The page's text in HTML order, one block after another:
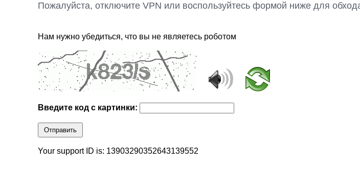
Пожалуйста, отключите VPN или воспользуйтесь формой ниже для
Нам нужно убедиться, что вы не являетесь роботом
Введите код с картинки:
Отправить
Your support ID is: 13903290352643139552